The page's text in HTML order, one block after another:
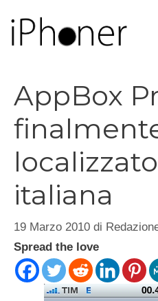
contenuto
AppBox
italiana
19 Marzo 2010 di
Spread the love